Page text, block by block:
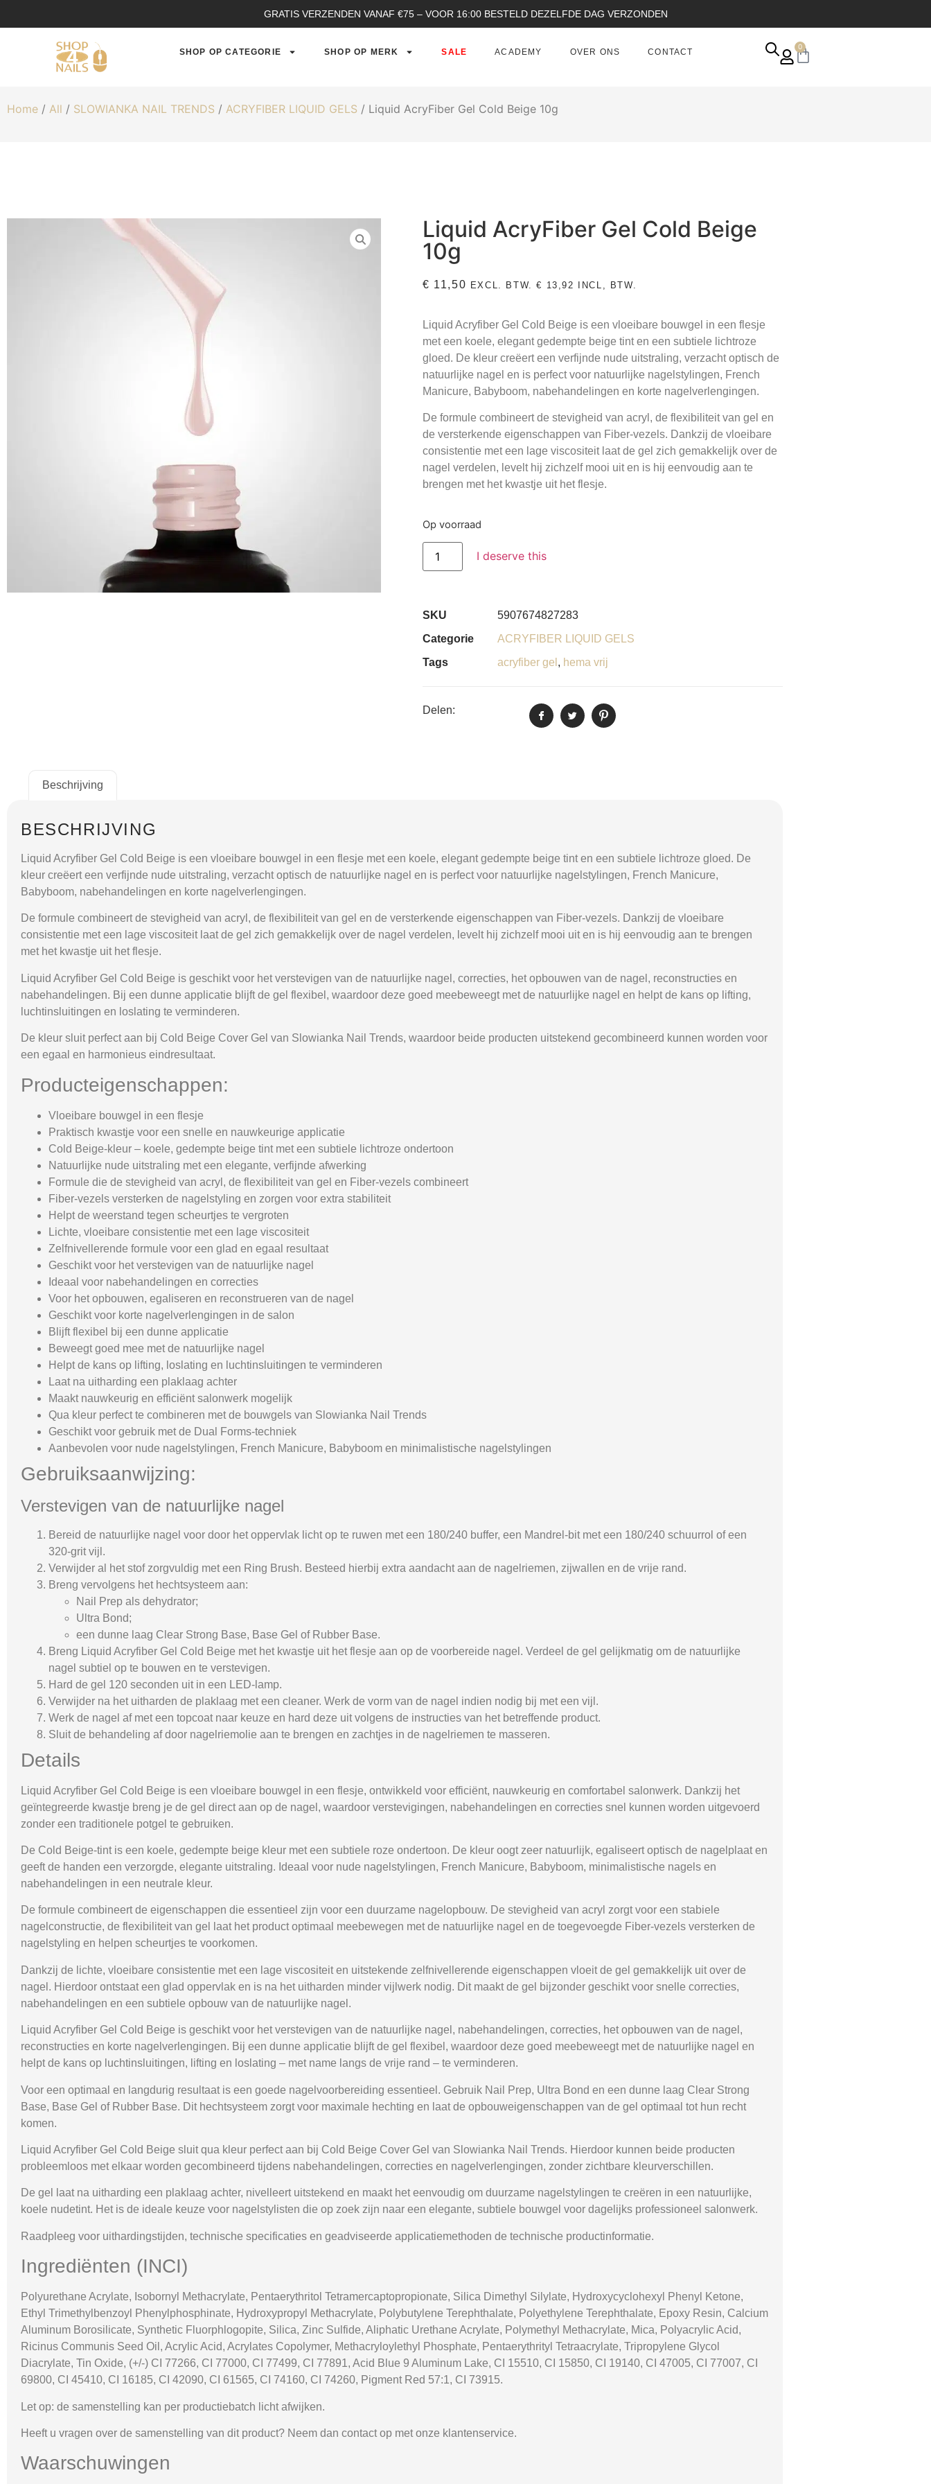
GRATIS VERZENDEN VANAF €75 – VOOR 16:00 BESTELD DEZELFDE DAG VERZONDEN
SHOP OP CATEGORIE SHOP OP MERK SALE ACADEMY OVER ONS CONTACT
0
Home / All / SLOWIANKA NAIL TRENDS / ACRYFIBER LIQUID GELS / Liquid AcryFiber Gel Cold Beige 10g
Liquid AcryFiber Gel Cold Beige
10g
€ 11,50 EXCL. BTW.€ 13,92 INCL, BTW.
Liquid Acryfiber Gel Cold Beige is een vloeibare bouwgel in een flesje
met een koele, elegant gedempte beige tint en een subtiele lichtroze
gloed. De kleur creëert een verfijnde nude uitstraling, verzacht optisch de
natuurlijke nagel en is perfect voor natuurlijke nagelstylingen, French
Manicure, Babyboom, nabehandelingen en korte nagelverlengingen.
De formule combineert de stevigheid van acryl, de flexibiliteit van gel en
de versterkende eigenschappen van Fiber-vezels. Dankzij de vloeibare
consistentie met een lage viscositeit laat de gel zich gemakkelijk over de
nagel verdelen, levelt hij zichzelf mooi uit en is hij eenvoudig aan te
brengen met het kwastje uit het flesje.
Op voorraad
I deserve this
SKU
5907674827283
Categorie
ACRYFIBER LIQUID GELS
Tags
acryfiber gel , hema vrij
Delen:
Beschrijving
BESCHRIJVING
Liquid Acryfiber Gel Cold Beige is een vloeibare bouwgel in een flesje met een koele, elegant gedempte beige tint en een subtiele lichtroze gloed. De
kleur creëert een verfijnde nude uitstraling, verzacht optisch de natuurlijke nagel en is perfect voor natuurlijke nagelstylingen, French Manicure,
Babyboom, nabehandelingen en korte nagelverlengingen.
De formule combineert de stevigheid van acryl, de flexibiliteit van gel en de versterkende eigenschappen van Fiber-vezels. Dankzij de vloeibare
consistentie met een lage viscositeit laat de gel zich gemakkelijk over de nagel verdelen, levelt hij zichzelf mooi uit en is hij eenvoudig aan te brengen
met het kwastje uit het flesje.
Liquid Acryfiber Gel Cold Beige is geschikt voor het verstevigen van de natuurlijke nagel, correcties, het opbouwen van de nagel, reconstructies en
nabehandelingen. Bij een dunne applicatie blijft de gel flexibel, waardoor deze goed meebeweegt met de natuurlijke nagel en helpt de kans op lifting,
luchtinsluitingen en loslating te verminderen.
De kleur sluit perfect aan bij Cold Beige Cover Gel van Slowianka Nail Trends, waardoor beide producten uitstekend gecombineerd kunnen worden voor
een egaal en harmonieus eindresultaat.
Producteigenschappen:
Vloeibare bouwgel in een flesje
Praktisch kwastje voor een snelle en nauwkeurige applicatie
Cold Beige-kleur – koele, gedempte beige tint met een subtiele lichtroze ondertoon
Natuurlijke nude uitstraling met een elegante, verfijnde afwerking
Formule die de stevigheid van acryl, de flexibiliteit van gel en Fiber-vezels combineert
Fiber-vezels versterken de nagelstyling en zorgen voor extra stabiliteit
Helpt de weerstand tegen scheurtjes te vergroten
Lichte, vloeibare consistentie met een lage viscositeit
Zelfnivellerende formule voor een glad en egaal resultaat
Geschikt voor het verstevigen van de natuurlijke nagel
Ideaal voor nabehandelingen en correcties
Voor het opbouwen, egaliseren en reconstrueren van de nagel
Geschikt voor korte nagelverlengingen in de salon
Blijft flexibel bij een dunne applicatie
Beweegt goed mee met de natuurlijke nagel
Helpt de kans op lifting, loslating en luchtinsluitingen te verminderen
Laat na uitharding een plaklaag achter
Maakt nauwkeurig en efficiënt salonwerk mogelijk
Qua kleur perfect te combineren met de bouwgels van Slowianka Nail Trends
Geschikt voor gebruik met de Dual Forms-techniek
Aanbevolen voor nude nagelstylingen, French Manicure, Babyboom en minimalistische nagelstylingen
Gebruiksaanwijzing:
Verstevigen van de natuurlijke nagel
Bereid de natuurlijke nagel voor door het oppervlak licht op te ruwen met een 180/240 buffer, een Mandrel-bit met een 180/240 schuurrol of een
320-grit vijl.
Verwijder al het stof zorgvuldig met een Ring Brush. Besteed hierbij extra aandacht aan de nagelriemen, zijwallen en de vrije rand.
Breng vervolgens het hechtsysteem aan:
Nail Prep als dehydrator;
Ultra Bond;
een dunne laag Clear Strong Base, Base Gel of Rubber Base.
Breng Liquid Acryfiber Gel Cold Beige met het kwastje uit het flesje aan op de voorbereide nagel. Verdeel de gel gelijkmatig om de natuurlijke
nagel subtiel op te bouwen en te verstevigen.
Hard de gel 120 seconden uit in een LED-lamp.
Verwijder na het uitharden de plaklaag met een cleaner. Werk de vorm van de nagel indien nodig bij met een vijl.
Werk de nagel af met een topcoat naar keuze en hard deze uit volgens de instructies van het betreffende product.
Sluit de behandeling af door nagelriemolie aan te brengen en zachtjes in de nagelriemen te masseren.
Details
Liquid Acryfiber Gel Cold Beige is een vloeibare bouwgel in een flesje, ontwikkeld voor efficiënt, nauwkeurig en comfortabel salonwerk. Dankzij het
geïntegreerde kwastje breng je de gel direct aan op de nagel, waardoor verstevigingen, nabehandelingen en correcties snel kunnen worden uitgevoerd
zonder een traditionele potgel te gebruiken.
De Cold Beige-tint is een koele, gedempte beige kleur met een subtiele roze ondertoon. De kleur oogt zeer natuurlijk, egaliseert optisch de nagelplaat en
geeft de handen een verzorgde, elegante uitstraling. Ideaal voor nude nagelstylingen, French Manicure, Babyboom, minimalistische nagels en
nabehandelingen in een neutrale kleur.
De formule combineert de eigenschappen die essentieel zijn voor een duurzame nagelopbouw. De stevigheid van acryl zorgt voor een stabiele
nagelconstructie, de flexibiliteit van gel laat het product optimaal meebewegen met de natuurlijke nagel en de toegevoegde Fiber-vezels versterken de
nagelstyling en helpen scheurtjes te voorkomen.
Dankzij de lichte, vloeibare consistentie met een lage viscositeit en uitstekende zelfnivellerende eigenschappen vloeit de gel gemakkelijk uit over de
nagel. Hierdoor ontstaat een glad oppervlak en is na het uitharden minder vijlwerk nodig. Dit maakt de gel bijzonder geschikt voor snelle correcties,
nabehandelingen en een subtiele opbouw van de natuurlijke nagel.
Liquid Acryfiber Gel Cold Beige is geschikt voor het verstevigen van de natuurlijke nagel, nabehandelingen, correcties, het opbouwen van de nagel,
reconstructies en korte nagelverlengingen. Bij een dunne applicatie blijft de gel flexibel, waardoor deze goed meebeweegt met de natuurlijke nagel en
helpt de kans op luchtinsluitingen, lifting en loslating – met name langs de vrije rand – te verminderen.
Voor een optimaal en langdurig resultaat is een goede nagelvoorbereiding essentieel. Gebruik Nail Prep, Ultra Bond en een dunne laag Clear Strong
Base, Base Gel of Rubber Base. Dit hechtsysteem zorgt voor maximale hechting en laat de opbouweigenschappen van de gel optimaal tot hun recht
komen.
Liquid Acryfiber Gel Cold Beige sluit qua kleur perfect aan bij Cold Beige Cover Gel van Slowianka Nail Trends. Hierdoor kunnen beide producten
probleemloos met elkaar worden gecombineerd tijdens nabehandelingen, correcties en nagelverlengingen, zonder zichtbare kleurverschillen.
De gel laat na uitharding een plaklaag achter, nivelleert uitstekend en maakt het eenvoudig om duurzame nagelstylingen te creëren in een natuurlijke,
koele nudetint. Het is de ideale keuze voor nagelstylisten die op zoek zijn naar een elegante, subtiele bouwgel voor dagelijks professioneel salonwerk.
Raadpleeg voor uithardingstijden, technische specificaties en geadviseerde applicatiemethoden de technische productinformatie.
Ingrediënten (INCI)
Polyurethane Acrylate, Isobornyl Methacrylate, Pentaerythritol Tetramercaptopropionate, Silica Dimethyl Silylate, Hydroxycyclohexyl Phenyl Ketone,
Ethyl Trimethylbenzoyl Phenylphosphinate, Hydroxypropyl Methacrylate, Polybutylene Terephthalate, Polyethylene Terephthalate, Epoxy Resin, Calcium
Aluminum Borosilicate, Synthetic Fluorphlogopite, Silica, Zinc Sulfide, Aliphatic Urethane Acrylate, Polymethyl Methacrylate, Mica, Polyacrylic Acid,
Ricinus Communis Seed Oil, Acrylic Acid, Acrylates Copolymer, Methacryloylethyl Phosphate, Pentaerythrityl Tetraacrylate, Tripropylene Glycol
Diacrylate, Tin Oxide, (+/-) CI 77266, CI 77000, CI 77499, CI 77891, Acid Blue 9 Aluminum Lake, CI 15510, CI 15850, CI 19140, CI 47005, CI 77007, CI
69800, CI 45410, CI 16185, CI 42090, CI 61565, CI 74160, CI 74260, Pigment Red 57:1, CI 73915.
Let op: de samenstelling kan per productiebatch licht afwijken.
Heeft u vragen over de samenstelling van dit product? Neem dan contact op met onze klantenservice.
Waarschuwingen